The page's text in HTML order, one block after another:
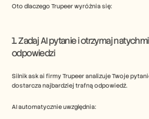
Oto dlaczego Trupeer wyróżnia się:
1. Zadaj AI pytanie i otrzymaj
odpowiedzi
Silnik ask ai firmy Trupeer analizuje Twoje
dostarcza najbardziej trafną odpowiedź.
AI automatycznie uwzględnia: